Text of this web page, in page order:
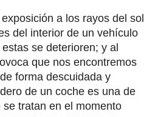
a los rayos del sol
del interior de un vehículo
se deterioren; y al
que nos encontremos
forma descuidada y
de un coche es una de
tratan en el momento